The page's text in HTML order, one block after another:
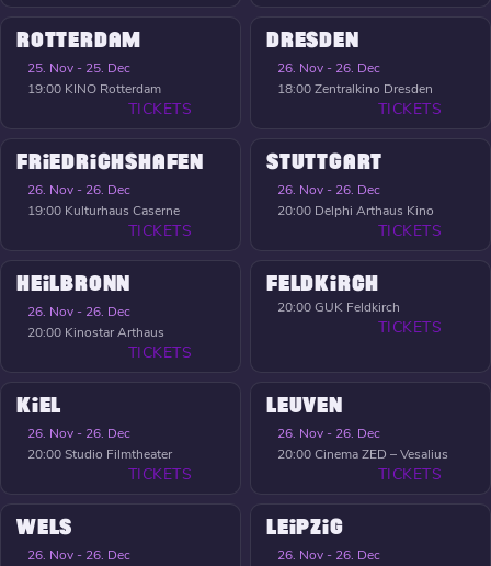
ROTTERDAM
25. Nov - 25. Dec
19:00 KINO Rotterdam
TICKETS
DRESDEN
26. Nov - 26. Dec
18:00Zentralkino Dresden
TICKETS
FRIEDRICHSHAFEN
26. Nov - 26. Dec
19:00 Kulturhaus Caserne
TICKETS
STUTTGART
26. Nov - 26. Dec
20:00 Delphi Arthaus Kino
TICKETS
HEILBRONN
26. Nov - 26. Dec
20:00 Kinostar Arthaus
TICKETS
FELDKIRCH
20:00GUK Feldkirch
TICKETS
KIEL
26. Nov - 26. Dec
20:00Studio Filmtheater
TICKETS
LEUVEN
26. Nov - 26. Dec
20:00Cinema ZED – Vesalius
TICKETS
WELS
26. Nov - 26. Dec
LEIPZIG
26. Nov - 26. Dec